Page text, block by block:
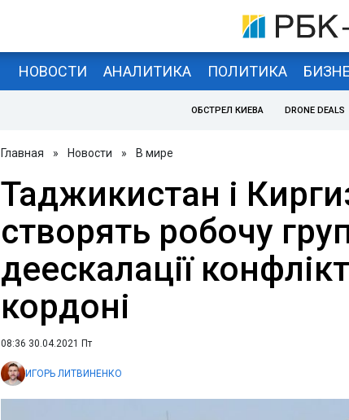
НОВОСТИ АНАЛИТИКА ПОЛИТИКА
ОБСТРЕЛ КИЕВА DRONE DEALS
Главная » Новости » В мире
Таджикистан і
створять робочу
деескалації
кордоні
08:36 30.04.2021 Пт
ИГОРЬ ЛИТВИНЕНКО